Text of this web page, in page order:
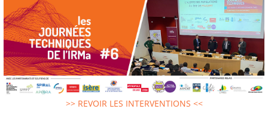
>> REVOIR LES INTERVENTIONS <<